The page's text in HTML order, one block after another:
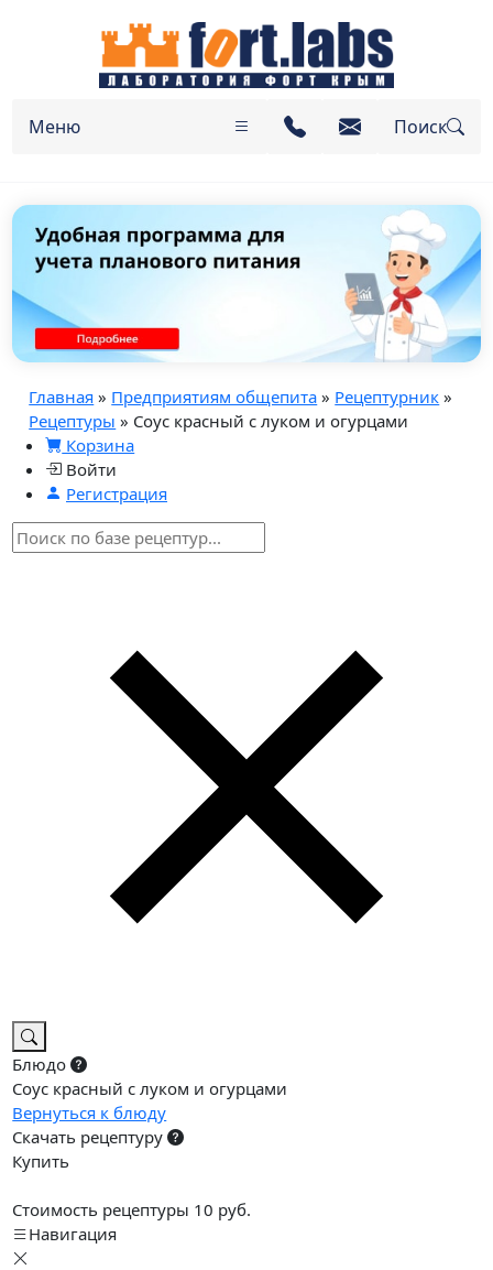
Меню Поиск
Главная » Предприятиям общепита » Рецептурник »
Рецептуры » Соус красный с луком и огурцами
Корзина
Войти
Регистрация
Блюдо
Соус красный с луком и огурцами
Вернуться к блюду
Скачать рецептуру
Купить
Стоимость рецептуры 10 руб.
Навигация